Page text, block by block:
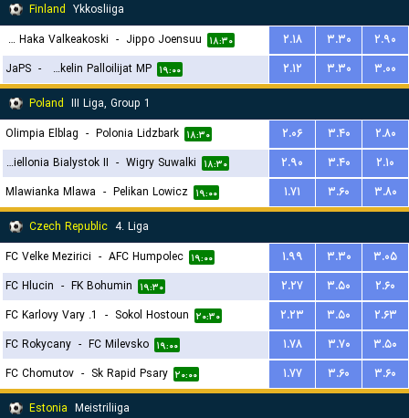
Finland Ykkosliiga
FC Haka Valkeakoski
- Jippo Joensuu ۱۸:۳۰ ۲.۱۸ ۳.۳۰
۲.۹۰
JaPS - Mikkelin Palloilijat MP ۱۹:۰۰ ۲.۱۲ ۳.۳۰
۳.۰۰
Poland III Liga, Group 1
Olimpia Elblag - Polonia Lidzbark ۱۸:۳۰ ۲.۰۶ ۳.۴۰
۲.۸۰
Jagiellonia Bialystok II
- Wigry Suwalki ۱۸:۳۰ ۲.۹۰ ۳.۴۰
۲.۱۰
Mlawianka Mlawa - Pelikan Lowicz ۱۹:۰۰ ۱.۷۱ ۳.۶۰
۳.۸۰
Czech Republic 4. Liga
FC Velke Mezirici - AFC Humpolec ۱۹:۰۰ ۱.۹۹ ۳.۳۰
۳.۰۵
FC Hlucin - FK Bohumin ۱۹:۳۰ ۲.۲۷ ۳.۵۰
۲.۶۰
1. FC Karlovy Vary - Sokol Hostoun ۲۰:۳۰ ۲.۲۳ ۳.۵۰
۲.۶۳
FC Rokycany - FC Milevsko ۱۹:۰۰ ۱.۷۸ ۳.۷۰
۳.۵۰
FC Chomutov - Sk Rapid Psary ۲۰:۰۰ ۱.۷۷ ۳.۶۰
۳.۶۰
Estonia Meistriliiga